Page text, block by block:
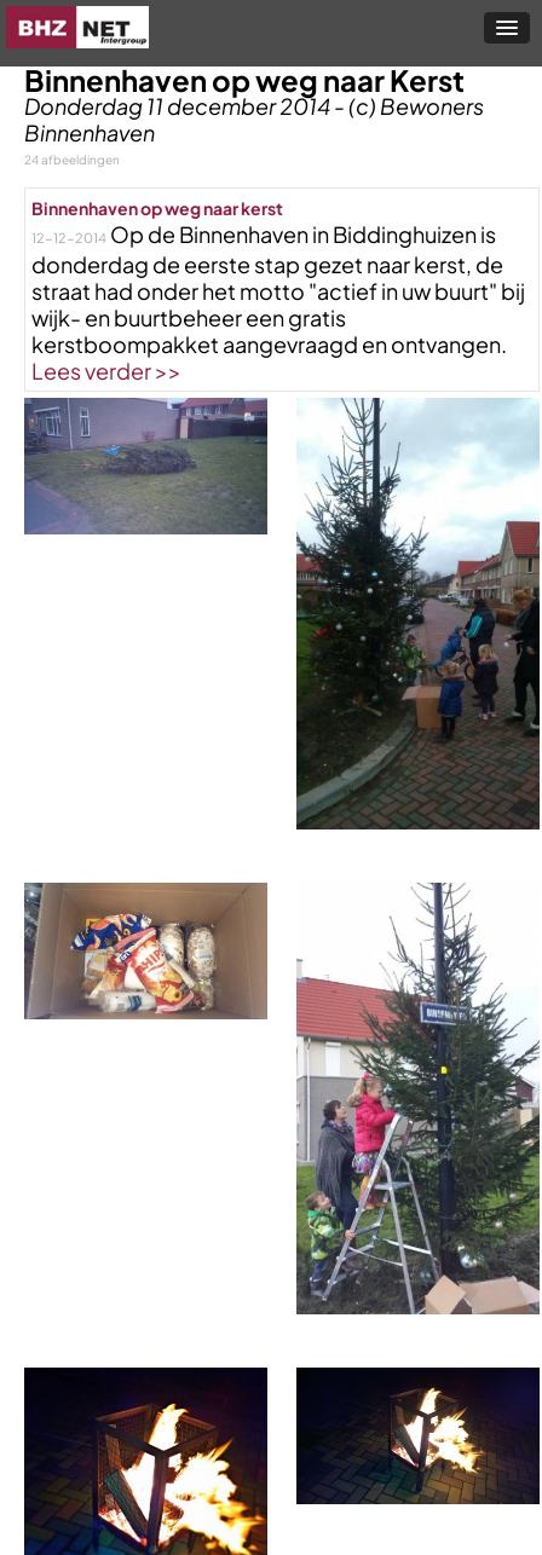
Binnenhaven op weg naar Kerst
Donderdag 11 december 2014 - (c) Bewoners
Binnenhaven
24 afbeeldingen
Binnenhaven op weg naar kerst
12-12-2014 Op de Binnenhaven in Biddinghuizen is
donderdag de eerste stap gezet naar kerst, de
straat had onder het motto "actief in uw buurt" bij
wijk- en buurtbeheer een gratis
kerstboompakket aangevraagd en ontvangen.
Lees verder >>